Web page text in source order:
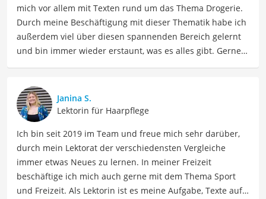
mich vor allem mit Texten rund um das Thema Drogerie.
Durch meine Beschäftigung mit dieser Thematik habe ich
außerdem viel über diesen spannenden Bereich gelernt
und bin immer wieder erstaunt, was es alles gibt. Gerne
über Beauty- sowie Pflegeprodukte, Gesundheitsartikel,
Haushaltswaren und vieles mehr. Meine Beiträge
umfassen Produktvergleiche, Tipps, Trends und
Empfehlungen, um Lesern dabei zu helfen, die besten
Produkte für ihre Bedürfnisse zu finden sowie sowohl ihre
Schönheits- als auch Pflegeroutine zu optimieren.
Der Marrakesh Oil-Vergleich ist aus unserer Sicht
besonders empfehlenswert fürBeauty-Liebhaberinnen.
Janina S.
Lektorin für Haarpflege
Ich bin seit 2019 im Team und freue mich sehr darüber,
durch mein Lektorat der verschiedensten Vergleiche
immer etwas Neues zu lernen. In meiner Freizeit
beschäftige ich mich auch gerne mit dem Thema Sport
und Freizeit. Als Lektorin ist es meine Aufgabe, Texte auf